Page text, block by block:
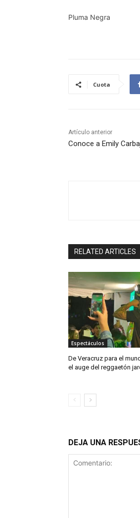
Pluma Negra
Cuota
Artículo anterior
Conoce a Emily
RELATED ARTICLES
Espectáculos
De Veracruz para el
el auge del reggaetón
DEJA UNA